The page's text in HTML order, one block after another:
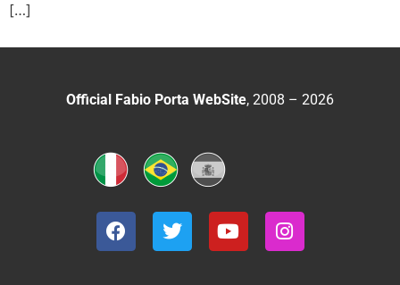
[…]
Official Fabio Porta WebSite, 2008 – 2026